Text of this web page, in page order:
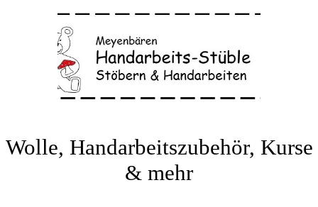
Wolle, Handarbeitszubehör, Kurse
& mehr